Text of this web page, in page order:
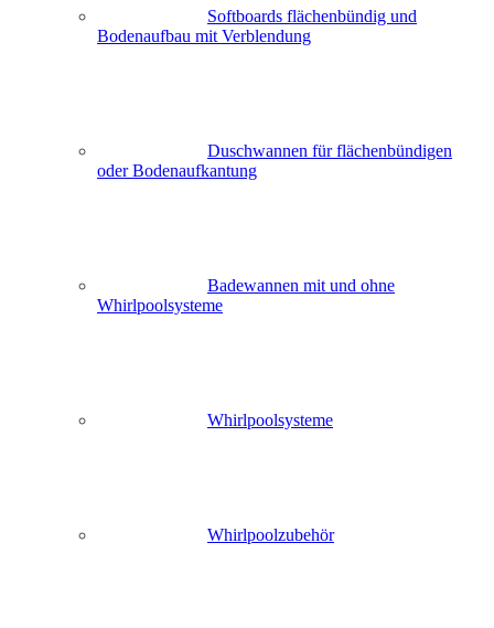
Softboards flächenbündig und
Bodenaufbau mit Verblendung
Duschwannen für flächenbündigen
oder Bodenaufkantung
Badewannen mit und ohne
Whirlpoolsysteme
Whirlpoolsysteme
Whirlpoolzubehör